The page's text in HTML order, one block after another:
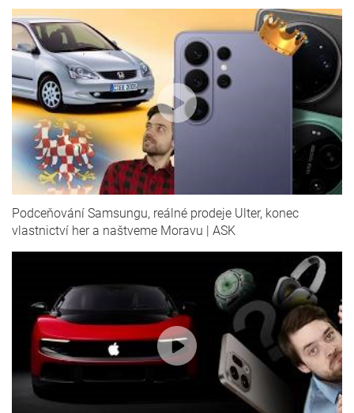
Podceňování Samsungu, reálné prodeje Ulter, konec
vlastnictví her a naštveme Moravu | ASK